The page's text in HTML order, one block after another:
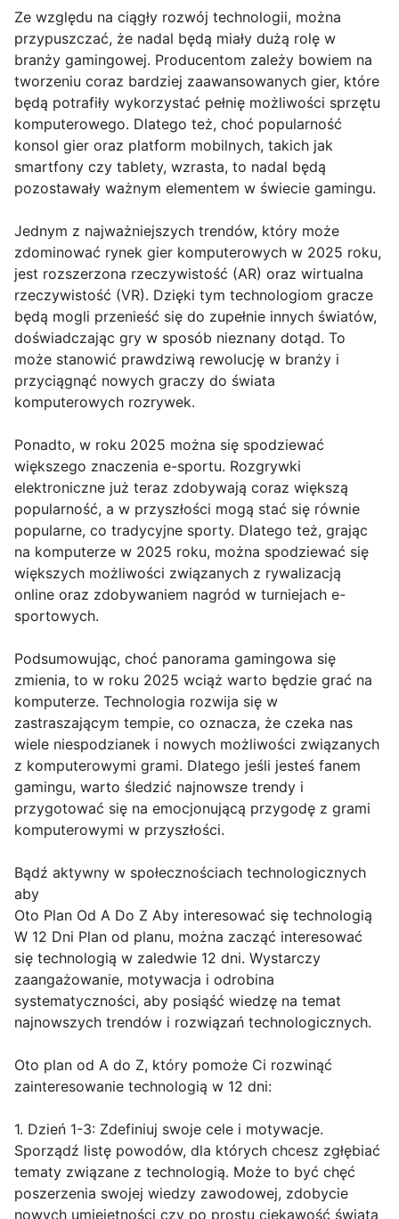
Ze względu na ciągły rozwój technologii, można
przypuszczać, że nadal będą miały dużą rolę w
branży gamingowej. Producentom zależy bowiem na
tworzeniu coraz bardziej zaawansowanych gier, które
będą potrafiły wykorzystać pełnię możliwości sprzętu
komputerowego. Dlatego też, choć popularność
konsol gier oraz platform mobilnych, takich jak
smartfony czy tablety, wzrasta, to nadal będą
pozostawały ważnym elementem w świecie gamingu.
Jednym z najważniejszych trendów, który może
zdominować rynek gier komputerowych w 2025 roku,
jest rozszerzona rzeczywistość (AR) oraz wirtualna
rzeczywistość (VR). Dzięki tym technologiom gracze
będą mogli przenieść się do zupełnie innych światów,
doświadczając gry w sposób nieznany dotąd. To
może stanowić prawdziwą rewolucję w branży i
przyciągnąć nowych graczy do świata
komputerowych rozrywek.
Ponadto, w roku 2025 można się spodziewać
większego znaczenia e-sportu. Rozgrywki
elektroniczne już teraz zdobywają coraz większą
popularność, a w przyszłości mogą stać się równie
popularne, co tradycyjne sporty. Dlatego też, grając
na komputerze w 2025 roku, można spodziewać się
większych możliwości związanych z rywalizacją
online oraz zdobywaniem nagród w turniejach e-
sportowych.
Podsumowując, choć panorama gamingowa się
zmienia, to w roku 2025 wciąż warto będzie grać na
komputerze. Technologia rozwija się w
zastraszającym tempie, co oznacza, że czeka nas
wiele niespodzianek i nowych możliwości związanych
z komputerowymi grami. Dlatego jeśli jesteś fanem
gamingu, warto śledzić najnowsze trendy i
przygotować się na emocjonującą przygodę z grami
komputerowymi w przyszłości.
Bądź aktywny w społecznościach technologicznych
aby
Oto Plan Od A Do Z Aby interesować się technologią
W 12 Dni Plan od planu, można zacząć interesować
się technologią w zaledwie 12 dni. Wystarczy
zaangażowanie, motywacja i odrobina
systematyczności, aby posiąść wiedzę na temat
najnowszych trendów i rozwiązań technologicznych.
Oto plan od A do Z, który pomoże Ci rozwinąć
zainteresowanie technologią w 12 dni:
1. Dzień 1-3: Zdefiniuj swoje cele i motywacje.
Sporządź listę powodów, dla których chcesz zgłębiać
tematy związane z technologią. Może to być chęć
poszerzenia swojej wiedzy zawodowej, zdobycie
nowych umiejętności czy po prostu ciekawość świata